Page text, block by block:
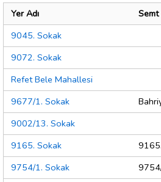
Yer Adı
Semt
9045. Sokak
9072. Sokak
Refet Bele Mahallesi
9677/1. Sokak
9002/13. Sokak
9165. Sokak
9754/1. Sokak